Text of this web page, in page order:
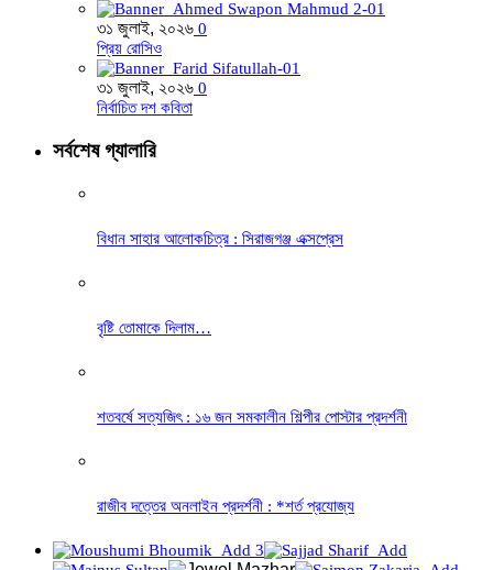
৩১ জুলাই, ২০২৬ 0
প্রিয় রোসিও
৩১ জুলাই, ২০২৬ 0
নির্বাচিত দশ কবিতা
সর্বশেষ গ্যালারি
বিধান সাহার আলোকচিত্র : সিরাজগঞ্জ এক্সপ্রেস
বৃষ্টি তোমাকে দিলাম…
শতবর্ষে সত্যজিৎ : ১৬ জন সমকালীন শিল্পীর পোস্টার প্রদর্শনী
রাজীব দত্তের অনলাইন প্রদর্শনী : *শর্ত প্রযোজ্য